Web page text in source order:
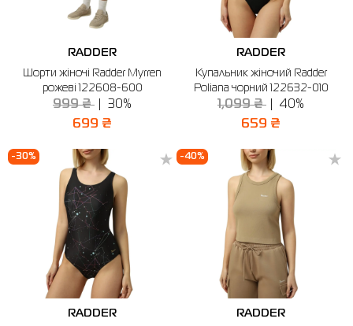
RADDER
Шорти жіночі Radder Myrren
рожеві 122608-600
999 ₴ 30%
699 ₴
RADDER
Купальник жіночий Radder
Poliana чорний 122632-010
1,099 ₴ 40%
659 ₴
-30%
RADDER
-40%
RADDER